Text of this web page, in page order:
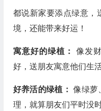
都说新家要添点绿意，
境，还能带来好运！
寓意好的绿植：像发
好，送朋友寓意他们生
好养活的绿植：像绿萝
理，就算朋友们平时没